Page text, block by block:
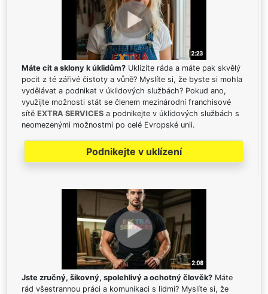
Máte cit a sklony k úklidům? Uklízíte ráda a máte pak skvělý
pocit z té zářivé čistoty a vůně? Myslíte si, že byste si mohla
vydělávat a podnikat v úklidových službách? Pokud ano,
využijte možnosti stát se členem mezinárodní franchisové
sítě EXTRA SERVICES a podnikejte v úklidových službách s
neomezenými možnostmi po celé Evropské unii.
Podnikejte v uklízení
Jste zručný, šikovný, spolehlivý a ochotný člověk? Máte
rád všestrannou práci a komunikaci s lidmi? Myslíte si, že